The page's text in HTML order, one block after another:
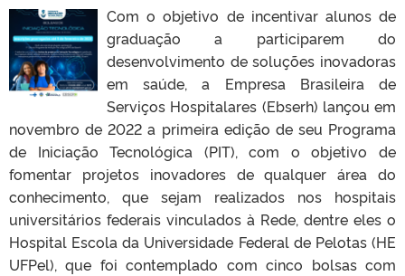
Com o objetivo de incentivar alunos de
graduação a participarem do
desenvolvimento de soluções inovadoras
em saúde, a Empresa Brasileira de
Serviços Hospitalares (Ebserh) lançou em
novembro de 2022 a primeira edição de seu Programa
de Iniciação Tecnológica (PIT), com o objetivo de
fomentar projetos inovadores de qualquer área do
conhecimento, que sejam realizados nos hospitais
universitários federais vinculados à Rede, dentre eles o
Hospital Escola da Universidade Federal de Pelotas (HE
UFPel), que foi contemplado com cinco bolsas com